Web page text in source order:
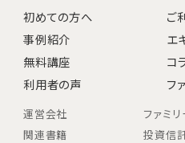
初めての方へ
ご
事例紹介
エ
無料講座
コ
利用者の声
フ
運営会社
ファミ
関連書籍
投資信